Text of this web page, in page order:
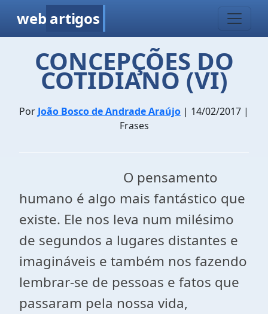
web artigos
CONCEPÇÕES DO
COTIDIANO (VI)
Por João Bosco de Andrade Araújo | 14/02/2017 |
Frases
O pensamento
humano é algo mais fantástico que
existe. Ele nos leva num milésimo
de segundos a lugares distantes e
imagináveis e também nos fazendo
lembrar-se de pessoas e fatos que
passaram pela nossa vida,